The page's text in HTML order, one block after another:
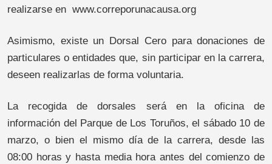
realizarse en www.correporunacausa.org
Asimismo, existe un Dorsal Cero para donaciones de
particulares o entidades que, sin participar en la carrera,
deseen realizarlas de forma voluntaria.
La recogida de dorsales será en la oficina de
información del Parque de Los Toruños, el sábado 10 de
marzo, o bien el mismo día de la carrera, desde las
08:00 horas y hasta media hora antes del comienzo de